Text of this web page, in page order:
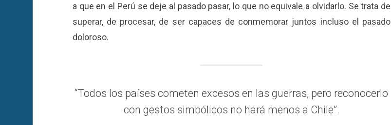
a que en el Perú se deje al pasado pasar, lo que no equivale a olvidarlo. Se trata de
superar, de procesar, de ser capaces de conmemorar juntos incluso el pasado
doloroso.
“Todos los países cometen excesos en las guerras, pero reconocerlo
con gestos simbólicos no hará menos a Chile”.